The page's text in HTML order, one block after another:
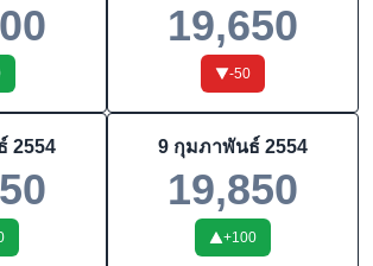
19,650
-50
2554 9 กุมภาพันธ์ 2554
19,850
+100